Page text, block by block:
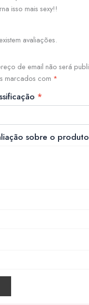
isso mais sexy!!
avaliações.
de email não será
marcados com *
*
sobre o produto